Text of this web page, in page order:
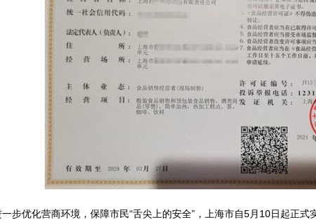
步优化营商环境，保障市民“舌尖上的安全”，上海市自5月10日起正